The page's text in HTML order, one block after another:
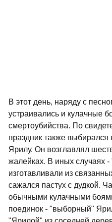
В этот день, наряду с
устраивались и кулачные
смертоубийства. По
праздник также
Ярилу. Он возглавлял
жалейках. В иных случаях
изготавливали из
сажался пастух с дудкой.
обычными кулачными
поединок - "выборный"